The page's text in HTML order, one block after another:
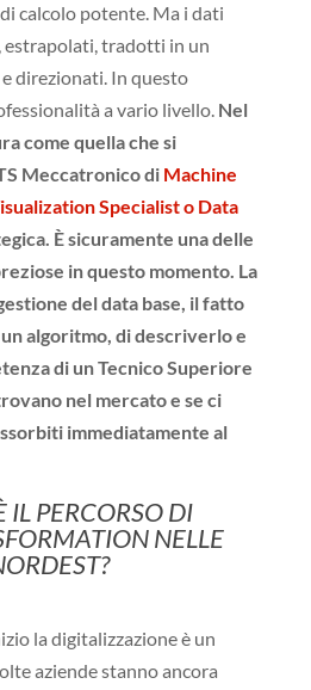
calcolo potente. Ma i dati
estrapolati, tradotti in un
direzionati. In questo
a vario livello. Nel
come quella che si
Meccatronico di Machine
Specialist o Data
È sicuramente una delle
in questo momento. La
del data base, il fatto
algoritmo, di descriverlo e
di un Tecnico Superiore
nel mercato e se ci
immediatamente al
IL PERCORSO DI
NELLE
la digitalizzazione è un
aziende stanno ancora